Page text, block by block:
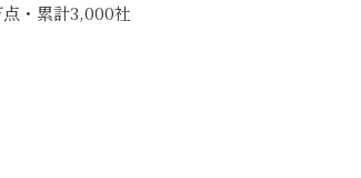
・累計3,000社